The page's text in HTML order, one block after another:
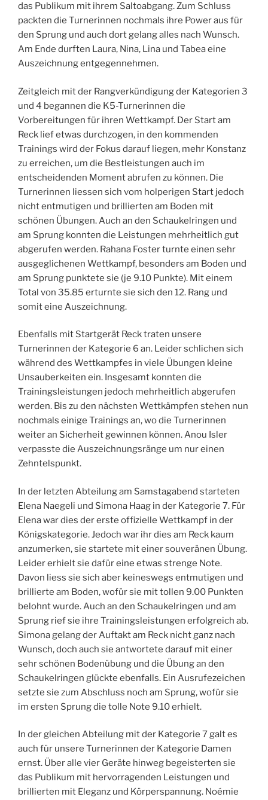
das Publikum mit ihrem Saltoabgang. Zum Schluss
packten die Turnerinnen nochmals ihre Power aus für
den Sprung und auch dort gelang alles nach Wunsch.
Am Ende durften Laura, Nina, Lina und Tabea eine
Auszeichnung entgegennehmen.
Zeitgleich mit der Rangverkündigung der Kategorien 3
und 4 begannen die K5-Turnerinnen die
Vorbereitungen für ihren Wettkampf. Der Start am
Reck lief etwas durchzogen, in den kommenden
Trainings wird der Fokus darauf liegen, mehr Konstanz
zu erreichen, um die Bestleistungen auch im
entscheidenden Moment abrufen zu können. Die
Turnerinnen liessen sich vom holperigen Start jedoch
nicht entmutigen und brillierten am Boden mit
schönen Übungen. Auch an den Schaukelringen und
am Sprung konnten die Leistungen mehrheitlich gut
abgerufen werden. Rahana Foster turnte einen sehr
ausgeglichenen Wettkampf, besonders am Boden und
am Sprung punktete sie (je 9.10 Punkte). Mit einem
Total von 35.85 erturnte sie sich den 12. Rang und
somit eine Auszeichnung.
Ebenfalls mit Startgerät Reck traten unsere
Turnerinnen der Kategorie 6 an. Leider schlichen sich
während des Wettkampfes in viele Übungen kleine
Unsauberkeiten ein. Insgesamt konnten die
Trainingsleistungen jedoch mehrheitlich abgerufen
werden. Bis zu den nächsten Wettkämpfen stehen nun
nochmals einige Trainings an, wo die Turnerinnen
weiter an Sicherheit gewinnen können. Anou Isler
verpasste die Auszeichnungsränge um nur einen
Zehntelspunkt.
In der letzten Abteilung am Samstagabend starteten
Elena Naegeli und Simona Haag in der Kategorie 7. Für
Elena war dies der erste offizielle Wettkampf in der
Königskategorie. Jedoch war ihr dies am Reck kaum
anzumerken, sie startete mit einer souveränen Übung.
Leider erhielt sie dafür eine etwas strenge Note.
Davon liess sie sich aber keineswegs entmutigen und
brillierte am Boden, wofür sie mit tollen 9.00 Punkten
belohnt wurde. Auch an den Schaukelringen und am
Sprung rief sie ihre Trainingsleistungen erfolgreich ab.
Simona gelang der Auftakt am Reck nicht ganz nach
Wunsch, doch auch sie antwortete darauf mit einer
sehr schönen Bodenübung und die Übung an den
Schaukelringen glückte ebenfalls. Ein Ausrufezeichen
setzte sie zum Abschluss noch am Sprung, wofür sie
im ersten Sprung die tolle Note 9.10 erhielt.
In der gleichen Abteilung mit der Kategorie 7 galt es
auch für unsere Turnerinnen der Kategorie Damen
ernst. Über alle vier Geräte hinweg begeisterten sie
das Publikum mit hervorragenden Leistungen und
brillierten mit Eleganz und Körperspannung. Noémie